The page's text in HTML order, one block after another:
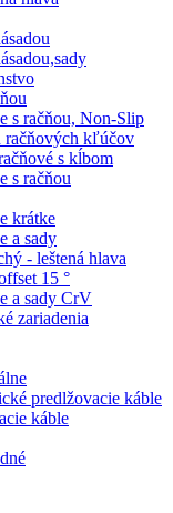
s račňou, Non-Slip
račňových kľúčov
s kĺbom
s račňou
krátke
a sady
- leštená hlava
15 °
a sady CrV
zariadenia
predlžovacie káble
káble